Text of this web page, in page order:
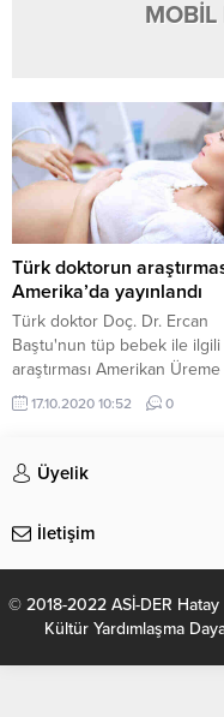
Türk doktorun
Amerika’da yayınlandı
Türk doktor Doç. Dr. Ercan
Baştu'nun tüp bebek ile ilgili
araştırması Amerikan
Araştırma Derneği resmi
dergisinde yayınlandı. Tüp
başarısızlıkları inceleyen
Ercan Baştu, nedensiz şekilde
rahmin iç dokusunu inceledi.
17.10.2020 10:52 0
Üyelik
İletişim
© 2018-2022 ASİ-DER
Kültür Yardımlaşma